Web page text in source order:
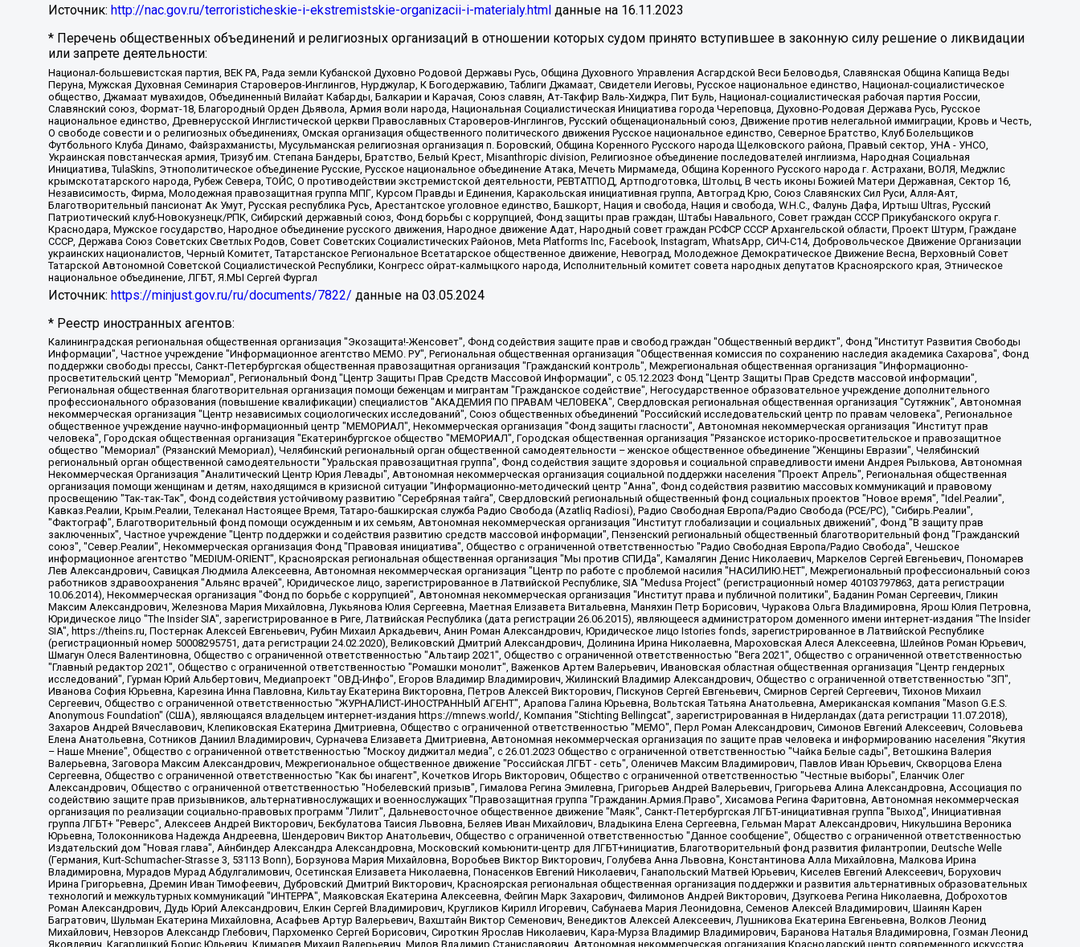
Источник: http://nac.gov.ru/terroristicheskie-i-ekstremistskie-organizacii-i-materialy.html данные на 16.11.2023
* Перечень общественных объединений и религиозных организаций в отношении которых судом принято вступившее в законную силу решение о ликвидации
или запрете деятельности:
Национал-большевистская партия, ВЕК РА, Рада земли Кубанской Духовно Родовой Державы Русь, Община Духовного Управления Асгардской Веси Беловодья, Славянская Община Капища Веды
Перуна, Мужская Духовная Семинария Староверов-Инглингов, Нурджулар, К Богодержавию, Таблиги Джамаат, Свидетели Иеговы, Русское национальное единство, Национал-социалистическое
общество, Джамаат мувахидов, Объединенный Вилайат Кабарды, Балкарии и Карачая, Союз славян, Ат-Такфир Валь-Хиджра, Пит Буль, Национал-социалистическая рабочая партия России,
Славянский союз, Формат-18, Благородный Орден Дьявола, Армия воли народа, Национальная Социалистическая Инициатива города Череповца, Духовно-Родовая Держава Русь, Русское
национальное единство, Древнерусской Инглистической церкви Православных Староверов-Инглингов, Русский общенациональный союз, Движение против нелегальной иммиграции, Кровь и Честь,
О свободе совести и о религиозных объединениях, Омская организация общественного политического движения Русское национальное единство, Северное Братство, Клуб Болельщиков
Футбольного Клуба Динамо, Файзрахманисты, Мусульманская религиозная организация п. Боровский, Община Коренного Русского народа Щелковского района, Правый сектор, УНА - УНСО,
Украинская повстанческая армия, Тризуб им. Степана Бандеры, Братство, Белый Крест, Misanthropic division, Религиозное объединение последователей инглиизма, Народная Социальная
Инициатива, TulaSkins, Этнополитическое объединение Русские, Русское национальное объединение Атака, Мечеть Мирмамеда, Община Коренного Русского народа г. Астрахани, ВОЛЯ, Меджлис
крымскотатарского народа, Рубеж Севера, ТОЙС, О противодействии экстремистской деятельности, РЕВТАТПОД, Артподготовка, Штольц, В честь иконы Божией Матери Державная, Сектор 16,
Независимость, Фирма, Молодежная правозащитная группа МПГ, Курсом Правды и Единения, Каракольская инициативная группа, Автоград Крю, Союз Славянских Сил Руси, Алля-Аят,
Благотворительный пансионат Ак Умут, Русская республика Русь, Арестантское уголовное единство, Башкорт, Нация и свобода, Нация и свобода, W.H.С., Фалунь Дафа, Иртыш Ultras, Русский
Патриотический клуб-Новокузнецк/РПК, Сибирский державный союз, Фонд борьбы с коррупцией, Фонд защиты прав граждан, Штабы Навального, Совет граждан СССР Прикубанского округа г.
Краснодара, Мужское государство, Народное объединение русского движения, Народное движение Адат, Народный совет граждан РСФСР СССР Архангельской области, Проект Штурм, Граждане
СССР, Держава Союз Советских Светлых Родов, Совет Советских Социалистических Районов, Meta Platforms Inc, Facebook, Instagram, WhatsApp, СИЧ-С14, Добровольческое Движение Организации
украинских националистов, Черный Комитет, Татарстанское Региональное Всетатарское общественное движение, Невоград, Молодежное Демократическое Движение Весна, Верховный Совет
Татарской Автономной Советской Социалистической Республики, Конгресс ойрат-калмыцкого народа, Исполнительный комитет совета народных депутатов Красноярского края, Этническое
национальное объединение, ЛГБТ, Я.МЫ Сергей Фургал
Источник: https://minjust.gov.ru/ru/documents/7822/ данные на 03.05.2024
* Реестр иностранных агентов:
Калининградская региональная общественная организация "Экозащита!-Женсовет", Фонд содействия защите прав и свобод граждан "Общественный вердикт", Фонд "Институт Развития Свободы Информации", Частное учреждение "Информационное агентство МЕМО. РУ", Региональная общественная организация "Общественная комиссия по сохранению наследия академика Сахарова", Фонд поддержки свободы прессы, Санкт-Петербургская общественная правозащитная организация "Гражданский контроль", Межрегиональная общественная организация "Информационно-просветительский центр "Мемориал", Региональный Фонд "Центр Защиты Прав Средств Массовой Информации", с 05.12.2023 Фонд "Центр Защиты Прав Средств массовой информации", Региональная общественная благотворительная организация помощи беженцам и мигрантам "Гражданское содействие", Негосударственное образовательное учреждение дополнительного профессионального образования (повышение квалификации) специалистов "АКАДЕМИЯ ПО ПРАВАМ ЧЕЛОВЕКА", Свердловская региональная общественная организация "Сутяжник", Автономная некоммерческая организация "Центр независимых социологических исследований", Союз общественных объединений "Российский исследовательский центр по правам человека", Региональное общественное учреждение научно-информационный центр "МЕМОРИАЛ", Некоммерческая организация "Фонд защиты гласности", Автономная некоммерческая организация "Институт прав человека", Городская общественная организация "Екатеринбургское общество "МЕМОРИАЛ", Городская общественная организация "Рязанское историко-просветительское и правозащитное общество "Мемориал" (Рязанский Мемориал), Челябинский региональный орган общественной самодеятельности – женское общественное объединение "Женщины Евразии", Челябинский региональный орган общественной самодеятельности "Уральская правозащитная группа", Фонд содействия защите здоровья и социальной справедливости имени Андрея Рылькова, Автономная Некоммерческая Организация "Аналитический Центр Юрия Левады", Автономная некоммерческая организация социальной поддержки населения "Проект Апрель", Региональная общественная организация помощи женщинам и детям, находящимся в кризисной ситуации "Информационно-методический центр "Анна", Фонд содействия развитию массовых коммуникаций и правовому просвещению "Так-так-Так", Фонд содействия устойчивому развитию "Серебряная тайга", Свердловский региональный общественный фонд социальных проектов "Новое время", "Idel.Реалии", Кавказ.Реалии, Крым.Реалии, Телеканал Настоящее Время, Татаро-башкирская служба Радио Свобода (Azatliq Radiosi), Радио Свободная Европа/Радио Свобода (PCE/PC), "Сибирь.Реалии", "Фактограф", Благотворительный фонд помощи осужденным и их семьям, Автономная некоммерческая организация "Институт глобализации и социальных движений", Фонд "В защиту прав заключенных", Частное учреждение "Центр поддержки и содействия развитию средств массовой информации", Пензенский региональный общественный благотворительный фонд "Гражданский союз", "Север.Реалии", Некоммерческая организация Фонд "Правовая инициатива", Общество с ограниченной ответственностью "Радио Свободная Европа/Радио Свобода", Чешское информационное агентство "MEDIUM-ORIENT", Красноярская региональная общественная организация "Мы против СПИДа", Камалягин Денис Николаевич, Маркелов Сергей Евгеньевич, Пономарев Лев Александрович, Савицкая Людмила Алексеевна, Автономная некоммерческая организация "Центр по работе с проблемой насилия "НАСИЛИЮ.НЕТ", Межрегиональный профессиональный союз работников здравоохранения "Альянс врачей", Юридическое лицо, зарегистрированное в Латвийской Республике, SIA "Medusa Project" (регистрационный номер 40103797863, дата регистрации 10.06.2014), Некоммерческая организация "Фонд по борьбе с коррупцией", Автономная некоммерческая организация "Институт права и публичной политики", Баданин Роман Сергеевич, Гликин Максим Александрович, Железнова Мария Михайловна, Лукьянова Юлия Сергеевна, Маетная Елизавета Витальевна, Маняхин Петр Борисович, Чуракова Ольга Владимировна, Ярош Юлия Петровна, Юридическое лицо "The Insider SIA", зарегистрированное в Риге, Латвийская Республика (дата регистрации 26.06.2015), являющееся администратором доменного имени интернет-издания "The Insider SIA", https://theins.ru, Постернак Алексей Евгеньевич, Рубин Михаил Аркадьевич, Анин Роман Александрович, Юридическое лицо Istories fonds, зарегистрированное в Латвийской Республике (регистрационный номер 50008295751, дата регистрации 24.02.2020), Великовский Дмитрий Александрович, Долинина Ирина Николаевна, Мароховская Алеся Алексеевна, Шлейнов Роман Юрьевич, Шмагун Олеся Валентиновна, Общество с ограниченной ответственностью "Альтаир 2021", Общество с ограниченной ответственностью "Вега 2021", Общество с ограниченной ответственностью "Главный редактор 2021", Общество с ограниченной ответственностью "Ромашки монолит", Важенков Артем Валерьевич, Ивановская областная общественная организация "Центр гендерных исследований", Гурман Юрий Альбертович, Медиапроект "ОВД-Инфо", Егоров Владимир Владимирович, Жилинский Владимир Александрович, Общество с ограниченной ответственностью "ЗП", Иванова София Юрьевна, Карезина Инна Павловна, Кильтау Екатерина Викторовна, Петров Алексей Викторович, Пискунов Сергей Евгеньевич, Смирнов Сергей Сергеевич, Тихонов Михаил Сергеевич, Общество с ограниченной ответственностью "ЖУРНАЛИСТ-ИНОСТРАННЫЙ АГЕНТ", Арапова Галина Юрьевна, Вольтская Татьяна Анатольевна, Американская компания "Mason G.E.S. Anonymous Foundation" (США), являющаяся владельцем интернет-издания https://mnews.world/, Компания "Stichting Bellingcat", зарегистрированная в Нидерландах (дата регистрации 11.07.2018), Захаров Андрей Вячеславович, Клепиковская Екатерина Дмитриевна, Общество с ограниченной ответственностью "МЕМО", Перл Роман Александрович, Симонов Евгений Алексеевич, Соловьева Елена Анатольевна, Сотников Даниил Владимирович, Сурначева Елизавета Дмитриевна, Автономная некоммерческая организация по защите прав человека и информированию населения "Якутия – Наше Мнение", Общество с ограниченной ответственностью "Москоу диджитал медиа", с 26.01.2023 Общество с ограниченной ответственностью "Чайка Белые сады", Ветошкина Валерия Валерьевна, Заговора Максим Александрович, Межрегиональное общественное движение "Российская ЛГБТ - сеть", Оленичев Максим Владимирович, Павлов Иван Юрьевич, Скворцова Елена Сергеевна, Общество с ограниченной ответственностью "Как бы инагент", Кочетков Игорь Викторович, Общество с ограниченной ответственностью "Честные выборы", Еланчик Олег Александрович, Общество с ограниченной ответственностью "Нобелевский призыв", Гималова Регина Эмилевна, Григорьев Андрей Валерьевич, Григорьева Алина Александровна, Ассоциация по содействию защите прав призывников, альтернативнослужащих и военнослужащих "Правозащитная группа "Гражданин.Армия.Право", Хисамова Регина Фаритовна, Автономная некоммерческая организация по реализации социально-правовых программ "Лилит", Дальневосточное общественное движение "Маяк", Санкт-Петербургская ЛГБТ-инициативная группа "Выход", Инициативная группа ЛГБТ+ "Реверс", Алексеев Андрей Викторович, Бекбулатова Таисия Львовна, Беляев Иван Михайлович, Владыкина Елена Сергеевна, Гельман Марат Александрович, Никульшина Вероника Юрьевна, Толоконникова Надежда Андреевна, Шендерович Виктор Анатольевич, Общество с ограниченной ответственностью "Данное сообщение", Общество с ограниченной ответственностью Издательский дом "Новая глава", Айнбиндер Александра Александровна, Московский комьюнити-центр для ЛГБТ+инициатив, Благотворительный фонд развития филантропии, Deutsche Welle (Германия, Kurt-Schumacher-Strasse 3, 53113 Bonn), Борзунова Мария Михайловна, Воробьев Виктор Викторович, Голубева Анна Львовна, Константинова Алла Михайловна, Малкова Ирина Владимировна, Мурадов Мурад Абдулгалимович, Осетинская Елизавета Николаевна, Понасенков Евгений Николаевич, Ганапольский Матвей Юрьевич, Киселев Евгений Алексеевич, Борухович Ирина Григорьевна, Дремин Иван Тимофеевич, Дубровский Дмитрий Викторович, Красноярская региональная общественная организация поддержки и развития альтернативных образовательных технологий и межкультурных коммуникаций "ИНТЕРРА", Маяковская Екатерина Алексеевна, Фейгин Марк Захарович, Филимонов Андрей Викторович, Дзугкоева Регина Николаевна, Доброхотов Роман Александрович, Дудь Юрий Александрович, Елкин Сергей Владимирович, Кругликов Кирилл Игоревич, Сабунаева Мария Леонидовна, Семенов Алексей Владимирович, Шаинян Карен Багратович, Шульман Екатерина Михайловна, Асафьев Артур Валерьевич, Вахштайн Виктор Семенович, Венедиктов Алексей Алексеевич, Лушникова Екатерина Евгеньевна, Волков Леонид Михайлович, Невзоров Александр Глебович, Пархоменко Сергей Борисович, Сироткин Ярослав Николаевич, Кара-Мурза Владимир Владимирович, Баранова Наталья Владимировна, Гозман Леонид Яковлевич, Кагарлицкий Борис Юльевич, Климарев Михаил Валерьевич, Милов Владимир Станиславович, Автономная некоммерческая организация Краснодарский центр современного искусства "Типография", Моргенштерн Алишер Тагирович, Соболь Любовь Эдуардовна, Общество с ограниченной ответственностью "ЛИЗА НОРМ", Каспаров Гарри Кимович, Ходорковский Михаил Борисович, Общество с ограниченной ответственностью "Апрельские тезисы", Данилович Ирина Брониславовна, Кашин Олег Владимирович, Петров Николай Владимирович, Пивоваров Алексей Владимирович, Соколов Михаил Владимирович, Цветкова Юлия Владимировна, Чичваркин Евгений Александрович, Комитет против пыток/Команда против пыток, Общество с ограниченной ответственностью "Первый научный", Общество с ограниченной ответственностью "Вертолет и ко", Белоцерковская Вероника Борисовна, Кац Максим Евгеньевич, Лазарева Татьяна Юрьевна, Шаведдинов Руслан Табризович, Яшин Илья Валерьевич, Общество с ограниченной ответственностью "Иноагент ААВ", Алешковский Дмитрий Петрович, Альбац Евгения Марковна, Быков Дмитрий Львович, Галямина Юлия Евгеньевна, Лойко Сергей Леонидович, Мартынов Кирилл Константинович, Медведев Сергей Александрович, Крашенинников Федор Геннадиевич, Гордеева Катерина Вл